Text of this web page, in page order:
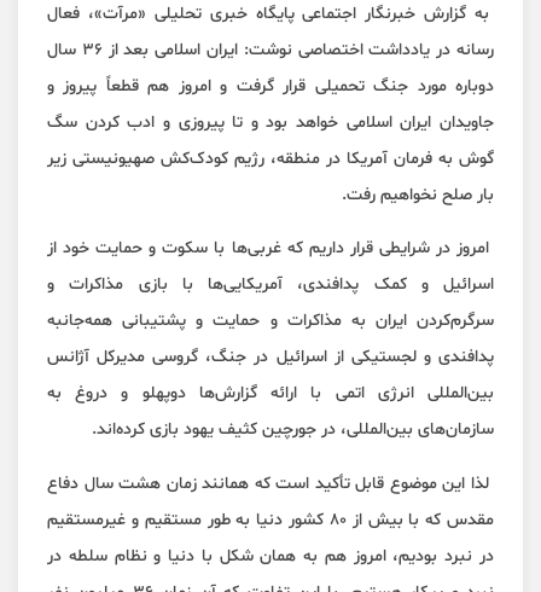
به گزارش خبرنگار اجتماعی پایگاه خبری تحلیلی «مرآت»، فعال
رسانه در یادداشت اختصاصی نوشت: ایران اسلامی بعد از ۳۶ سال
دوباره مورد جنگ تحمیلی قرار گرفت و امروز هم قطعاً پیروز و
جاویدان ایران اسلامی خواهد بود و تا پیروزی و ادب کردن سگ
گوش به فرمان آمریکا در منطقه، رژیم کودک‌کش صهیونیستی زیر
بار صلح نخواهیم رفت.
امروز در شرایطی قرار داریم که غربی‌ها با سکوت و حمایت خود از
اسرائیل و کمک پدافندی، آمریکایی‌ها با بازی مذاکرات و
سرگرم‌کردن ایران به مذاکرات و حمایت و پشتیبانی همه‌جانبه
پدافندی و لجستیکی از اسرائیل در جنگ، گروسی مدیرکل آژانس
بین‌المللی انرژی اتمی با ارائه گزارش‌ها دوپهلو و دروغ به
سازمان‌های بین‌المللی، در جورچین کثیف یهود بازی کرده‌اند.
لذا این موضوع قابل تأکید است که همانند زمان هشت سال دفاع
مقدس که با بیش از ۸۰ کشور دنیا به طور مستقیم و غیرمستقیم
در نبرد بودیم، امروز هم به همان شکل با دنیا و نظام سلطه در